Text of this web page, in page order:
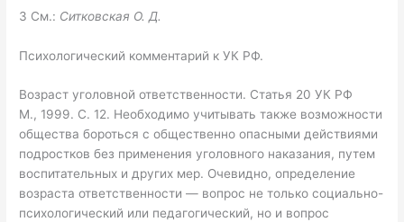
3 См.: Ситковская О. Д.
Психологический комментарий к УК РФ.
Возраст уголовной ответственности. Статья 20 УК РФ
М., 1999. С. 12. Необходимо учитывать также возможности
общества бороться с об­щественно опасными действиями
подростков без применения уголов­ного наказания, путем
воспитательных и других мер. Очевидно, опре­деление
возраста ответственности — вопрос не только социально-
пси­хологический или педагогический, но и вопрос